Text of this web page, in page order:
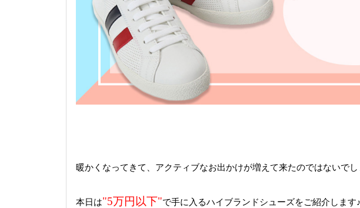
暖かくなってきて、アクティブなお出かけが増えて来たのではないでし
本日は"5万円以下"で手に入るハイブランドシューズをご紹介します♪